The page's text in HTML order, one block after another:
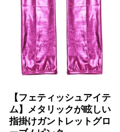
【フェティッシュアイテ
ム】メタリックが眩しい
指掛けガントレットグロ